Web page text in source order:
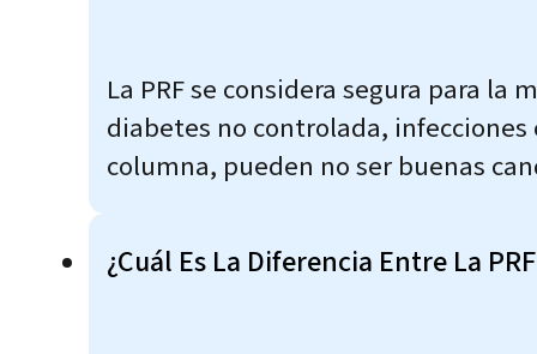
La PRF se considera segura para
diabetes no controlada,
columna, pueden no ser buenas
¿Cuál Es La Diferencia Entre La